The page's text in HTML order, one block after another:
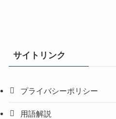
サイトリンク
プライバシーポリシー
用語解説